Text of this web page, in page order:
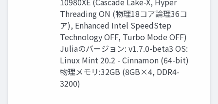
Threading ON (物理18コア論理36コ
ア), Enhanced Intel SpeedStep
Technology OFF, Turbo Mode OFF)
Juliaのバージョン: v1.7.0-beta3 OS:
Linux Mint 20.2 - Cinnamon (64-bit)
物理メモリ:32GB (8GB×4, DDR4-
3200)